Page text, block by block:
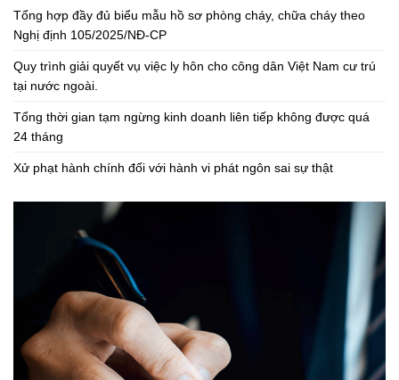
Tổng hợp đầy đủ biểu mẫu hồ sơ phòng cháy, chữa cháy theo
Nghị định 105/2025/NĐ-CP
Quy trình giải quyết vụ việc ly hôn cho công dân Việt Nam cư trú
tại nước ngoài.
Tổng thời gian tạm ngừng kinh doanh liên tiếp không được quá
24 tháng
Xử phạt hành chính đối với hành vi phát ngôn sai sự thật